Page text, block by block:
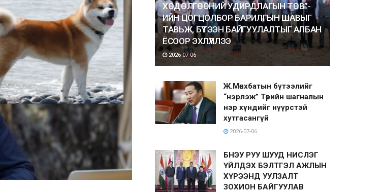
ХӨДӨЛГӨӨНИЙ УДИРДЛАГЫН ТӨВ”-
ИЙН ЦОГЦОЛБОР БАРИЛГЫН ШАВЫГ
ТАВЬЖ, БҮТЭЭН БАЙГУУЛАЛТЫГ АЛБАН
ЁСООР ЭХЛҮҮЛЛЭЭ
2026-07-06
Ж.Мөнхбатын бүтээлийг
“нэрлэж” Төрийн шагналын
нэр хүндийг нүүрстэй
хутгасангүй
2026-07-06
БНЭУ РУУ ШУУД НИСЛЭГ
ҮЙЛДЭХ БЭЛТГЭЛ АЖЛЫН
ХҮРЭЭНД УУЛЗАЛТ
ЗОХИОН БАЙГУУЛАВ